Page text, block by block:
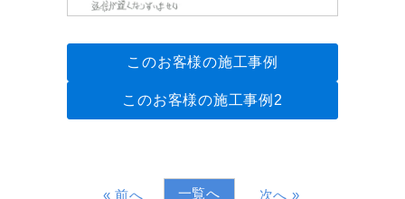
このお客様の施工事例
このお客様の施工事例2
« 前へ 一覧へ 次へ »